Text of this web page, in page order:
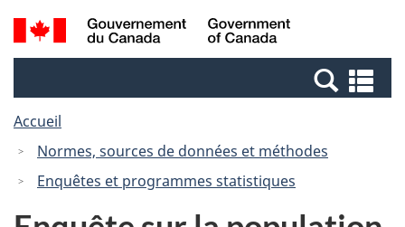
Passer
au
Passer
à
Canada
Recherche
et
et
Accueil
Normes, sources de données et méthodes
Enquêtes et programmes statistiques